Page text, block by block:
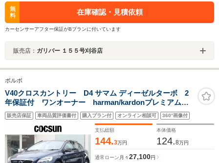
無
料
在庫確認・見積依頼
カーセンサーアフター保証がBプランに付いています
販売店： ガリバー １５５号刈谷店
ボルボ
V40クロスカントリー D4 サマム ディーゼルターボ 2
年保証付 ワンオーナー harman/kardonプレミアムオ
ーディオ ソフトベージュ本革シート パワーシート
シートヒーター モダンウッドパネル ドライブレコー
ダー ACC BLIS 禁煙車
販売店保証 車両品質評価書付 購入プラン付 オンライン相談可 360°画像付
支払総額
144.3万円
本体価格
124.8万円
通常ローン 月々27,100円